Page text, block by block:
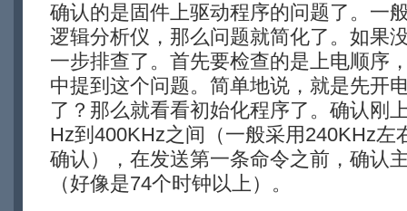
确认的是固件上驱动程序的问题了。一
逻辑分析仪，那么问题就简化了。如果
一步排查了。首先要检查的是上电顺序
中提到这个问题。简单地说，就是先开
了？那么就看看初始化程序了。确认刚
Hz到400KHz之间（一般采用240KHz左
确认），在发送第一条命令之前，确认
（好像是74个时钟以上）。